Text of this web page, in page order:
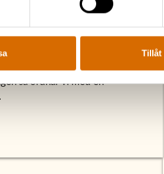
Tillåt
är heller ingen skillnad
ni meddelar att ni har
låt oss veta om ni även
så ordnar vi med en